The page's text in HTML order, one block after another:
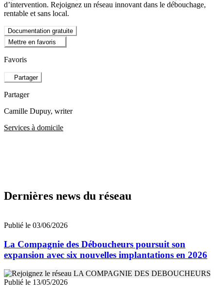
d’intervention. Rejoignez un réseau innovant dans le débouchage,
rentable et sans local.
Documentation gratuite
Mettre en favoris
Favoris
Partager
Partager
Camille Dupuy, writer
Services à domicile
Dernières news du réseau
Publié le 03/06/2026
La Compagnie des Déboucheurs poursuit son
expansion avec six nouvelles implantations en 2026
Publié le 13/05/2026